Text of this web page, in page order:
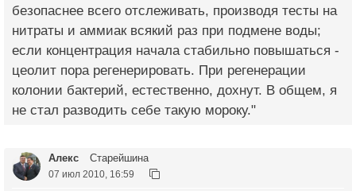
безопаснее всего отслеживать, производя тесты на
нитраты и аммиак всякий раз при подмене воды;
если концентрация начала стабильно повышаться -
цеолит пора регенерировать. При регенерации
колонии бактерий, естественно, дохнут. В общем, я
не стал разводить себе такую мороку."
Алекс Старейшина
07 июл 2010, 16:59